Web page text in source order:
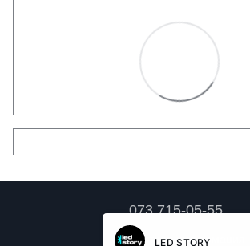
073 715-05-55
Контактная информация